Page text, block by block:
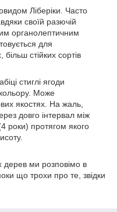
Ліберіки. Часто
своїй разючій
органолептичним
для
більш стійких сортів
стиглі ягоди
Може
якостях. На жаль,
довго інтервал між
роки) протягом якого
дерев ми розповімо в
що трохи про те, звідки